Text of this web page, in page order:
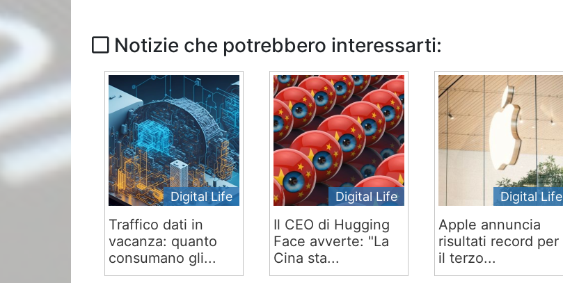
Notizie che potrebbero interessarti:
Digital Life
Traffico dati in
vacanza: quanto
consumano gli...
Digital Life
Il CEO di Hugging
Face avverte: "La
Cina sta...
Digital Life
Apple annuncia
risultati record per
il terzo...